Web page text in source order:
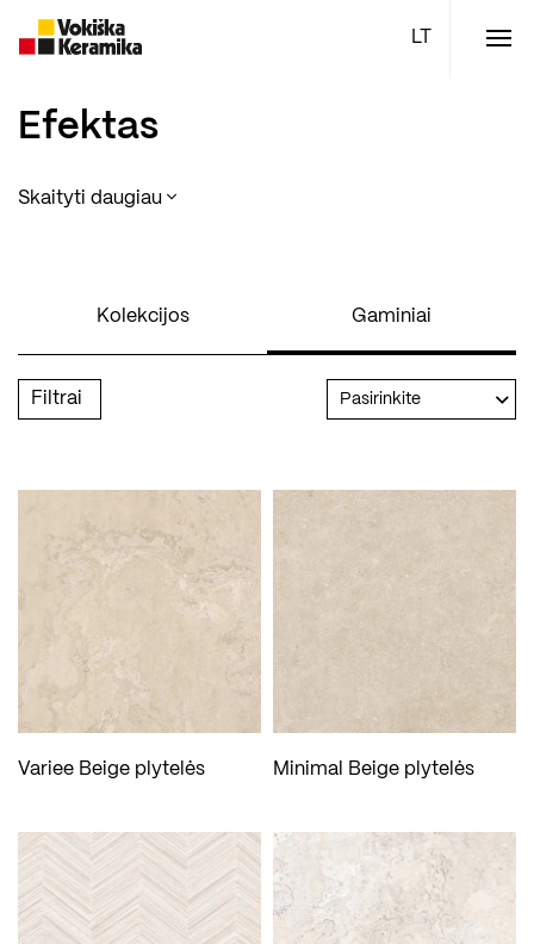
Efektas
Skaityti daugiau
Kolekcijos Gaminiai
Filtrai Pasirinkite
Variee Beige plytelės Minimal Beige plytelės
Meniu
Plytelės
Specialūs pasiūlymai